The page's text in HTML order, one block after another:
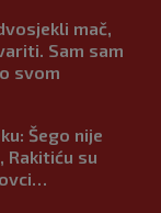
mač,
Sam sam
svom
Šego nije
Rakitiću su